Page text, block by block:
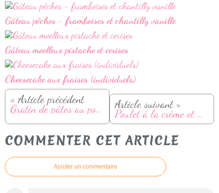
Gâteau pêches - framboises et chantilly vanille
Gâteau moelleux pistache et cerises
Cheesecake aux fraises (individuels)
« Article précédent
Gratin de pâtes au poulet, chorizo et tomates Article suivant »
Poulet à la crème et moutarde
COMMENTER CET ARTICLE
Ajouter un commentaire